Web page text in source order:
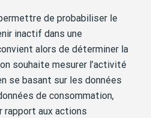
de probabiliser le
inactif dans une
alors de déterminer la
souhaite mesurer l’activité
se basant sur les données
de consommation,
aux actions